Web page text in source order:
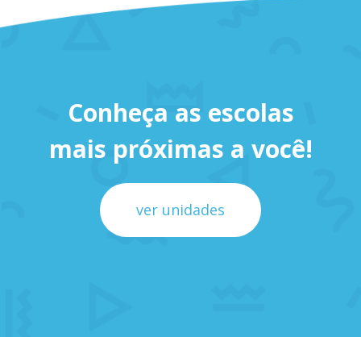
Conheça as escolas
mais próximas a você!
ver unidades